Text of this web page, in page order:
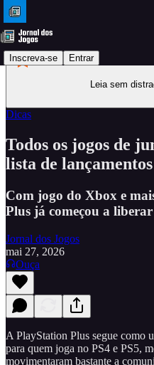
Inscreva-se Entrar
Leia sem
Dicas
Todos os jogos de
lista de lançamentos
Com jogo do Xbox e
Plus já começou a
Jornal dos Jogos
mai 27, 2026
Ouça
A PlayStation Plus segue como
para quem joga no PS4 e PS5,
movimentaram bastante a